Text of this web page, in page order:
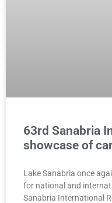
63rd Sanabria
showcase of
Lake Sanabria once
for national and
Sanabria International